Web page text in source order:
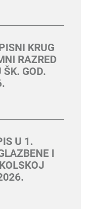
KRUG
RAZRED
ŠK. GOD.
U 1.
I